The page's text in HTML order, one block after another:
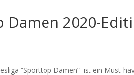
Damen 2020-
“Sporttop Damen” ist ein Must-